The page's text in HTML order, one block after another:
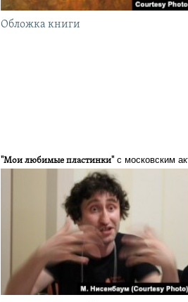
Обложка книги
"Мои любимые пластинки" с московским